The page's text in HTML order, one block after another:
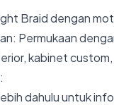
Braid dengan
Permukaan
kabinet
dahulu untuk